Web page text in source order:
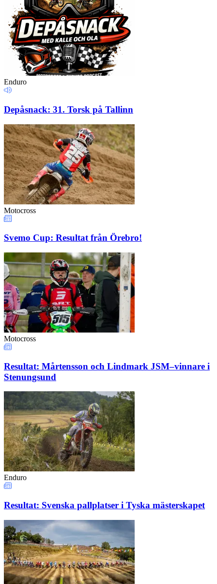
Enduro
Depåsnack: 31. Torsk på Tallinn
Motocross
Svemo Cup: Resultat från Örebro!
Motocross
Resultat: Mårtensson och Lindmark JSM–vinnare i
Stenungsund
Enduro
Resultat: Svenska pallplatser i Tyska mästerskapet